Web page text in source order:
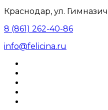
Краснодар, ул.
8 (861) 262-40-86
info@felicina.ru